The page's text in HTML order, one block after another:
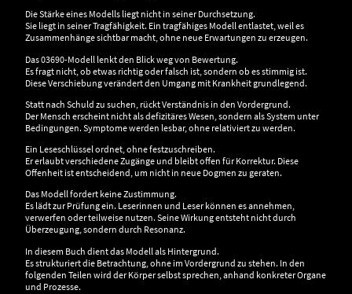
Die Stärke eines Modells liegt nicht in seiner Durchsetzung.
Sie liegt in seiner Tragfähigkeit. Ein tragfähiges Modell entlastet, weil es
Zusammenhänge sichtbar macht, ohne neue Erwartungen zu erzeugen.
Das 03690-Modell lenkt den Blick weg von Bewertung.
Es fragt nicht, ob etwas richtig oder falsch ist, sondern ob es stimmig ist.
Diese Verschiebung verändert den Umgang mit Krankheit grundlegend.
Statt nach Schuld zu suchen, rückt Verständnis in den Vordergrund.
Der Mensch erscheint nicht als defizitäres Wesen, sondern als System unter
Bedingungen. Symptome werden lesbar, ohne relativiert zu werden.
Ein Leseschlüssel ordnet, ohne festzuschreiben.
Er erlaubt verschiedene Zugänge und bleibt offen für Korrektur. Diese
Offenheit ist entscheidend, um nicht in neue Dogmen zu geraten.
Das Modell fordert keine Zustimmung.
Es lädt zur Prüfung ein. Leserinnen und Leser können es annehmen,
verwerfen oder teilweise nutzen. Seine Wirkung entsteht nicht durch
Überzeugung, sondern durch Resonanz.
In diesem Buch dient das Modell als Hintergrund.
Es strukturiert die Betrachtung, ohne im Vordergrund zu stehen. In den
folgenden Teilen wird der Körper selbst sprechen, anhand konkreter Organe
und Prozesse.